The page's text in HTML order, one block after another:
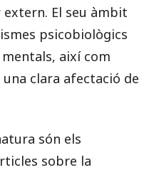
extern. El seu àmbit
psicobiològics
així com
clara afectació de
són els
sobre la